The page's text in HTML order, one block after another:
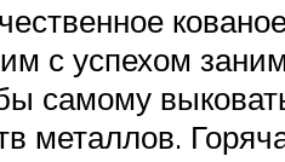
с успехом
самому
металлов.